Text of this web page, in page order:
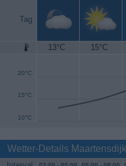
Tag
13°C 15°C
10°C
15°C
20°C
25°C
Wetter-Details